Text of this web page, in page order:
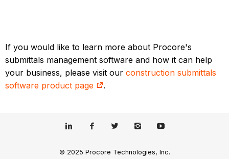
If you would like to learn more about Procore's
submittals management software and how it can help
your business, please visit ourconstruction submittals
software product page
.
© 2025 Procore Technologies, Inc.